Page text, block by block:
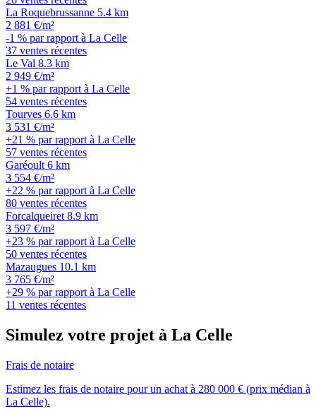
La Roquebrussanne 5.4 km
2 881 €/m²
-1 % par rapport à La Celle
37 ventes récentes
Le Val 8.3 km
2 949 €/m²
+1 % par rapport à La Celle
54 ventes récentes
Tourves 6.6 km
3 531 €/m²
+21 % par rapport à La Celle
57 ventes récentes
Garéoult 6 km
3 554 €/m²
+22 % par rapport à La Celle
80 ventes récentes
Forcalqueiret 8.9 km
3 597 €/m²
+23 % par rapport à La Celle
50 ventes récentes
Mazaugues 10.1 km
3 765 €/m²
+29 % par rapport à La Celle
11 ventes récentes
Simulez votre projet à La Celle
Frais de notaire
Estimez les frais de notaire pour un achat à 280 000 € (prix médian à
La Celle).